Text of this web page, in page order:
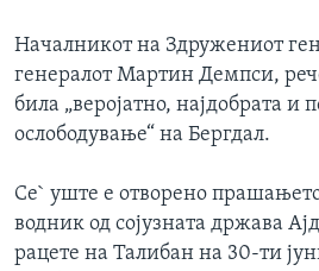
Началникот на Здружениот
генералот Мартин Демпси,
била „веројатно, најдобрата и
ослободување“ на Бергдал.
Се` уште е отворено
водник од сојузната држава
рацете на Талибан на 30-ти